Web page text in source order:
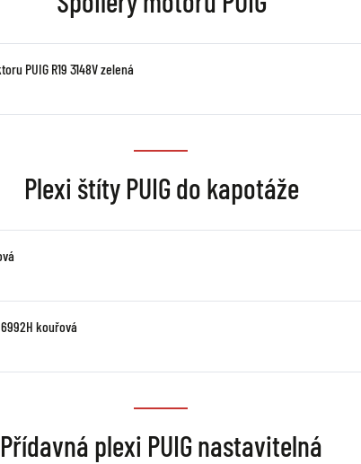
PUIG R19 3148V zelená
Plexi štíty PUIG do kapotáže
6992H kouřová
Přídavná plexi PUIG nastavitelná